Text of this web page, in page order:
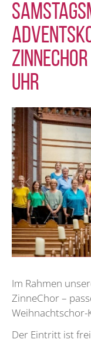
ZinneChor
Uhr
Im Rahmen
ZinneChor –
Weihnachtschor-
Der Eintritt ist